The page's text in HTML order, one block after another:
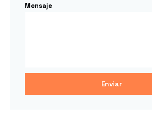
Mensaje
Enviar